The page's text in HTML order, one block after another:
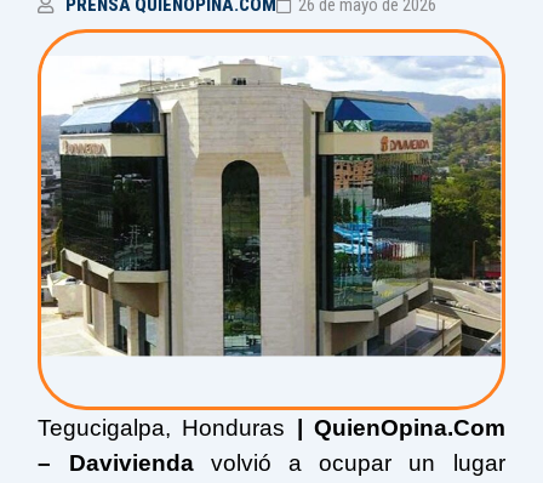
Tegucigalpa, Honduras | QuienOpina.Com
– Daviviendavolvió a ocupar un lugar